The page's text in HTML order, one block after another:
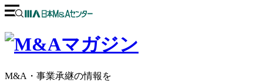
M&A・事業承継の情報を